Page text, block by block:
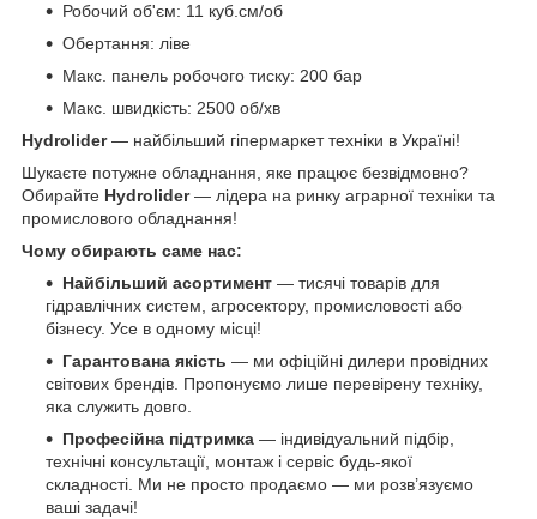
Робочий об'єм: 11 куб.см/об
Обертання: ліве
Макс. панель робочого тиску: 200 бар
Макс. швидкість: 2500 об/хв
Hydrolider— найбільший гіпермаркет техніки в Україні!
Шукаєте потужне обладнання, яке працює безвідмовно?
Обирайте Hydrolider— лідера на ринку аграрної техніки та
промислового обладнання!
Чому обирають саме нас:
Найбільший асортимент — тисячі товарів для
гідравлічних систем, агросектору, промисловості або
бізнесу. Усе в одному місці!
Гарантована якість — ми офіційні дилери провідних
світових брендів. Пропонуємо лише перевірену техніку,
яка служить довго.
Професійна підтримка — індивідуальний підбір,
технічні консультації, монтаж і сервіс будь-якої
складності. Ми не просто продаємо — ми розв’язуємо
ваші задачі!